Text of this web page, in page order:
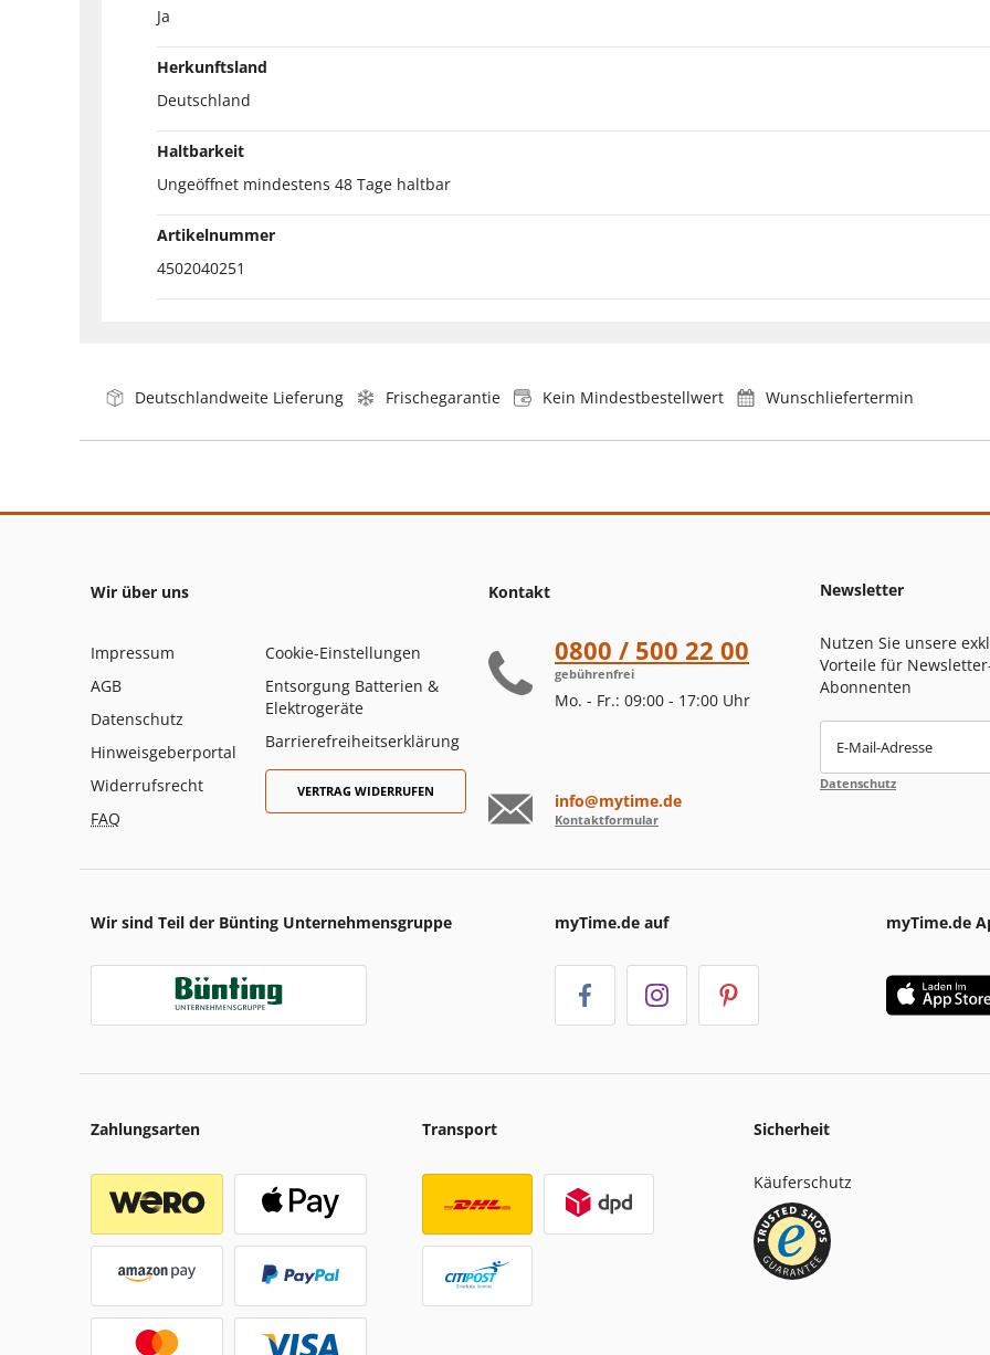
Ja
Herkunftsland
Deutschland
Haltbarkeit
Ungeöffnet mindestens 48 Tage haltbar
Artikelnummer
4502040251
Deutschlandweite Lieferung Frischegarantie Kein Mindestbestellwert Wunschliefertermin
Wir über uns
Impressum
AGB
Datenschutz
Hinweisgeberportal
Widerrufsrecht
FAQ
Cookie-Einstellungen
Entsorgung Batterien &
Elektrogeräte
Barrierefreiheitserklärung
VERTRAG WIDERRUFEN
Kontakt
0800 / 500 22 00
gebührenfrei
Mo. - Fr.: 09:00 - 17:00 Uhr
info@mytime.de
Kontaktformular
Newsletter
Nutzen Sie unsere
Vorteile für
Abonnenten
E-Mail-Adresse
Datenschutz
Wir sind Teil der Bünting Unternehmensgruppe myTime.de auf myTime.de
Zahlungsarten Transport Sicherheit
Käuferschutz